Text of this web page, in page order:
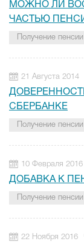
МОЖНО ЛИ
ЧАСТЬЮ
Получение пенсии
21 Августа 2014
СБЕРБАНКЕ
Получение пенсии
10 Февраля 2016
ДОБАВКА К
Получение пенсии
22 Ноября 2016